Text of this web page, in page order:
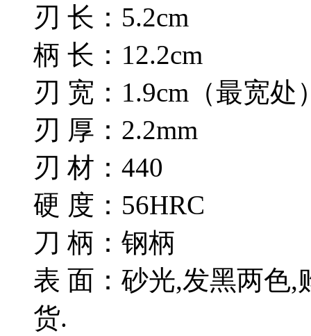
刃 长：5.2cm
柄 长：12.2cm
刃 宽：1.9cm（最宽处
刃 厚：2.2mm
刃 材：440
硬 度：56HRC
刀 柄：钢柄
表 面：砂光,发黑两色,
货.